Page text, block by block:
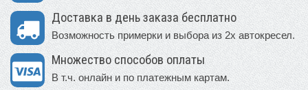
Доставка в день заказа бесплатно
Возможность примерки и выбора из 2х автокресел.
Множество способов оплаты
В т.ч. онлайн и по платежным картам.